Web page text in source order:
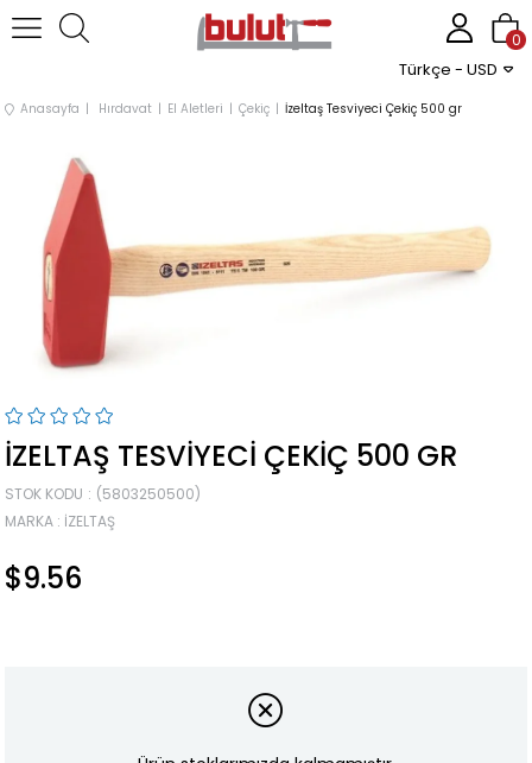
Türkçe - USD
0
Anasayfa Hırdavat El Aletleri Çekiç İzeltaş Tesviyeci Çekiç 500 gr
İZELTAŞ TESVIYECI ÇEKIÇ 500 GR
STOK KODU
(5803250500)
MARKA : İZELTAŞ
$9.56